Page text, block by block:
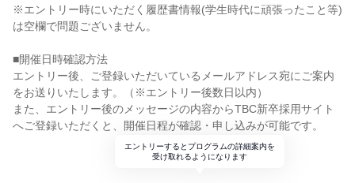
※エントリー時にいただく履歴書情報(学生時代に頑張ったこと等)
は空欄で問題ございません。
■開催日時確認方法
エントリー後、ご登録いただいているメールアドレス宛にご案内
をお送りいたします。（※エントリー後数日以内）
また、エントリー後のメッセージの内容からTBC新卒採用サイト
へご登録いただくと、開催日程が確認・申し込みが可能です。
エントリーするとプログラムの詳細案内を
受け取れるようになります